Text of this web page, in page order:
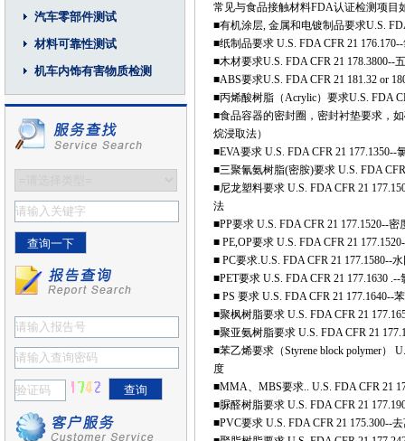
汽车零部件测试
材料可靠性测试
机车内饰有害物质检测
常见与食品接触材料FDA认证检测项目
■有机涂层, 金属和电镀制品要求U.S.
■纸制品要求 U.S. FDA CFR 21 176.170--
■木材要求U.S. FDA CFR 21 178.3800--
■ABS要求U.S. FDA CFR 21 181.32 or
■丙烯酸树脂（Acrylic）要求U.S. FDA
■食品容器的密封圈，密封衬垫要求，
烷浸取法）
■EVA要求 U.S. FDA CFR 21 177.1350--
■三聚氰氨树脂(密胺)要求 U.S. FDA
■尼龙塑料要求 U.S. FDA CFR 21
法
■PP要求 U.S. FDA CFR 21 177.1520--
■ PE,OP要求 U.S. FDA CFR 21
■ PC要求.U.S. FDA CFR 21 177.1580--
■PET要求 U.S. FDA CFR 21 177.1630
■ PS 要求 U.S. FDA CFR 21 177.1640--
■聚枫树脂要求 U.S. FDA CFR 21
■聚亚氨树脂要求 U.S. FDA CFR 21
■苯乙烯要求（Styrene block polymer）
度
■MMA、MBS要求.. U.S. FDA CFR 21
■脲醛树脂要求 U.S. FDA CFR 21
■PVC要求 U.S. FDA CFR 21 175.300--